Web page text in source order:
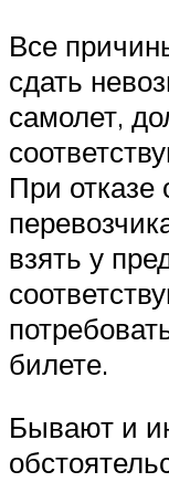
Все
сдать
самолет,
При отказе
взять у
билете.
Бывают и